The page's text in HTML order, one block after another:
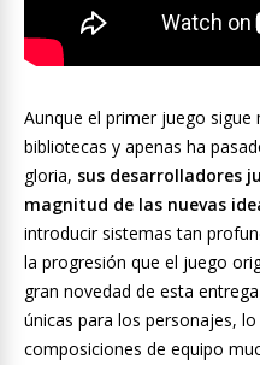
Aunque el primer juego
bibliotecas y apenas ha
gloria, sus desarrolladores
magnitud de las nuevas
introducir sistemas tan
la progresión que el juego
gran novedad de esta
únicas para los personajes,
composiciones de equipo